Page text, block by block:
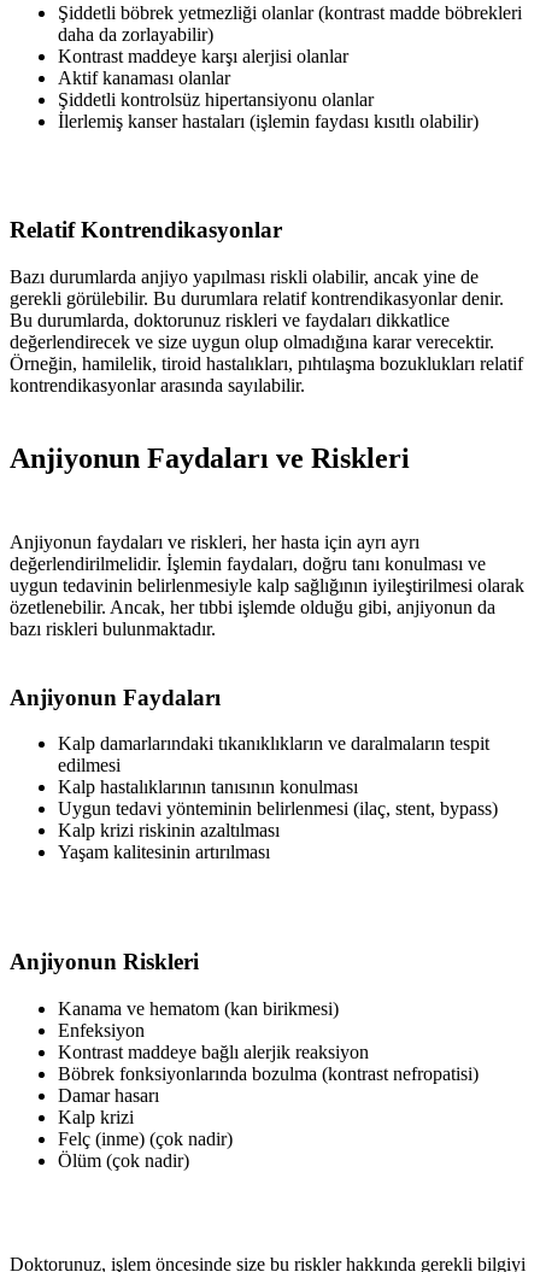
Şiddetli böbrek yetmezliği olanlar (kontrast madde böbrekleri
daha da zorlayabilir)
Kontrast maddeye karşı alerjisi olanlar
Aktif kanaması olanlar
Şiddetli kontrolsüz hipertansiyonu olanlar
İlerlemiş kanser hastaları (işlemin faydası kısıtlı olabilir)
Relatif Kontrendikasyonlar
Bazı durumlarda anjiyo yapılması riskli olabilir, ancak yine de
gerekli görülebilir. Bu durumlara relatif kontrendikasyonlar denir.
Bu durumlarda, doktorunuz riskleri ve faydaları dikkatlice
değerlendirecek ve size uygun olup olmadığına karar verecektir.
Örneğin, hamilelik, tiroid hastalıkları, pıhtılaşma bozuklukları relatif
kontrendikasyonlar arasında sayılabilir.
Anjiyonun Faydaları ve Riskleri
Anjiyonun faydaları ve riskleri, her hasta için ayrı ayrı
değerlendirilmelidir. İşlemin faydaları, doğru tanı konulması ve
uygun tedavinin belirlenmesiyle kalp sağlığının iyileştirilmesi olarak
özetlenebilir. Ancak, her tıbbi işlemde olduğu gibi, anjiyonun da
bazı riskleri bulunmaktadır.
Anjiyonun Faydaları
Kalp damarlarındaki tıkanıklıkların ve daralmaların tespit
edilmesi
Kalp hastalıklarının tanısının konulması
Uygun tedavi yönteminin belirlenmesi (ilaç, stent, bypass)
Kalp krizi riskinin azaltılması
Yaşam kalitesinin artırılması
Anjiyonun Riskleri
Kanama ve hematom (kan birikmesi)
Enfeksiyon
Kontrast maddeye bağlı alerjik reaksiyon
Böbrek fonksiyonlarında bozulma (kontrast nefropatisi)
Damar hasarı
Kalp krizi
Felç (inme) (çok nadir)
Ölüm (çok nadir)
Doktorunuz, işlem öncesinde size bu riskler hakkında gerekli bilgiyi